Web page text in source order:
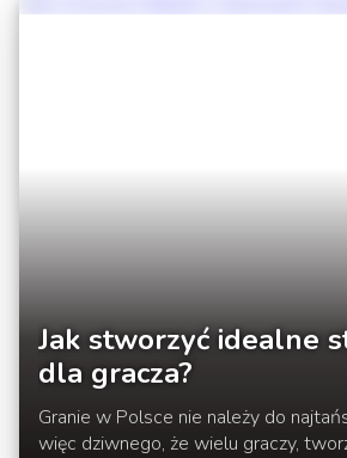
Jak stworzyć idealne
dla gracza?
Granie w Polsce nie należy do
więc dziwnego, że wielu graczy,